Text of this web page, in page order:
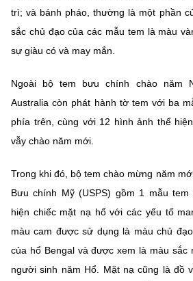
trì; và bánh pháo, thường là một phần
sắc chủ đạo của các mẫu tem là màu
sự giàu có và may mắn.
Ngoài bộ tem bưu chính chào năm
Australia còn phát hành tờ tem với ba
phía trên, cùng với 12 hình ảnh thể
vẫy chào năm mới.
Trong khi đó, bộ tem chào mừng năm
Bưu chính Mỹ (USPS) gồm 1 mẫu
hiện chiếc mặt nạ hổ với các yếu tố
màu cam được sử dụng là màu chủ
của hổ Bengal và được xem là màu sắc
người sinh năm Hổ. Mặt nạ cũng là đồ